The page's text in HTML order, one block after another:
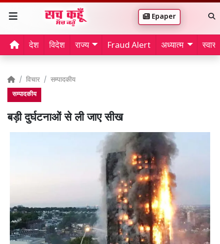
Epaper
देश विदेश राज्य Fraud Alert अध्यात्म
विचार सम्पादकीय
सम्पादकीय
बड़ी दुर्घटनाओं से ली जाए सीख